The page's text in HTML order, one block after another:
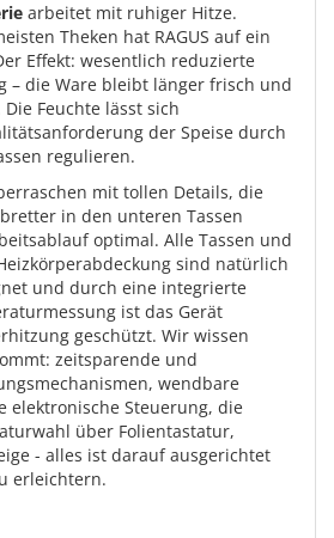
arbeitet mit ruhiger Hitze.
Theken hat RAGUS auf ein
Effekt: wesentlich reduzierte
– die Ware bleibt länger frisch und
Feuchte lässt sich
der Speise durch
regulieren.
mit tollen Details, die
in den unteren Tassen
optimal. Alle Tassen und
sind natürlich
und durch eine integrierte
ist das Gerät
geschützt. Wir wissen
zeitsparende und
wendbare
elektronische Steuerung, die
über Folientastatur,
- alles ist darauf ausgerichtet
erleichtern.